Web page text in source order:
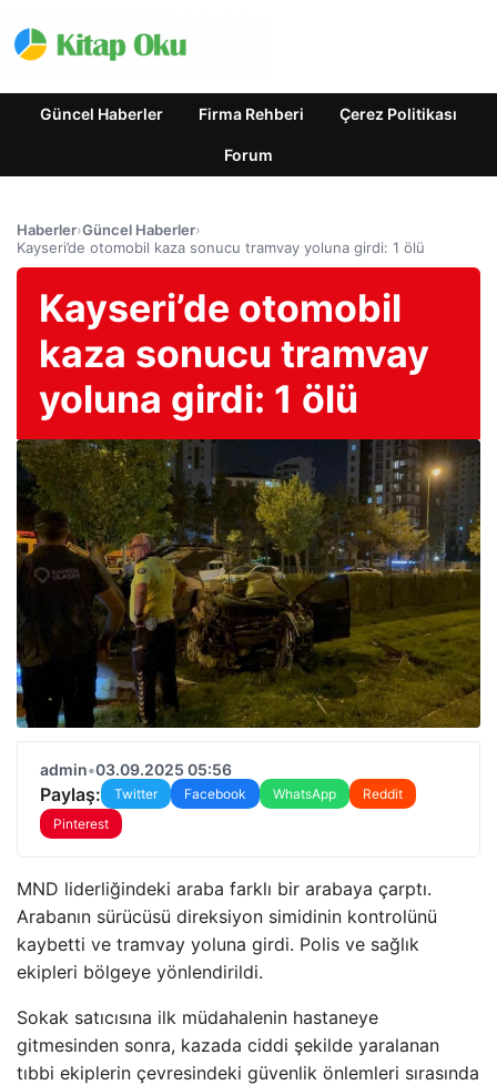
Güncel Haberler Firma Rehberi Çerez Politikası
Forum
Haberler›Güncel Haberler›
Kayseri’de otomobil kaza sonucu tramvay yoluna girdi: 1 ölü
Kayseri’de otomobil
kaza sonucu tramvay
yoluna girdi: 1 ölü
admin•03.09.2025 05:56
Paylaş: Twitter Facebook WhatsApp
Reddit
Pinterest
MND liderliğindeki araba farklı bir arabaya çarptı.
Arabanın sürücüsü direksiyon simidinin kontrolünü
kaybetti ve tramvay yoluna girdi. Polis ve sağlık
ekipleri bölgeye yönlendirildi.
Sokak satıcısına ilk müdahalenin hastaneye
gitmesinden sonra, kazada ciddi şekilde yaralanan
tıbbi ekiplerin çevresindeki güvenlik önlemleri sırasında